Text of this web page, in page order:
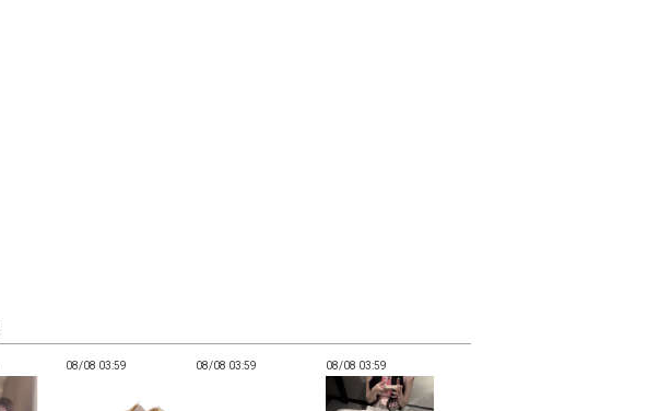
08/08 03:59 08/08 03:59 08/08 03:59